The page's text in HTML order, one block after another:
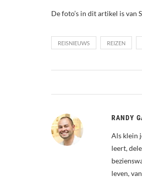
De foto’s in dit artikel is van
REISNIEUWS REIZEN
RANDY
Als klein
leert,
leven,